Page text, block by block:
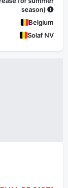
season)
Belgium
Solaf NV